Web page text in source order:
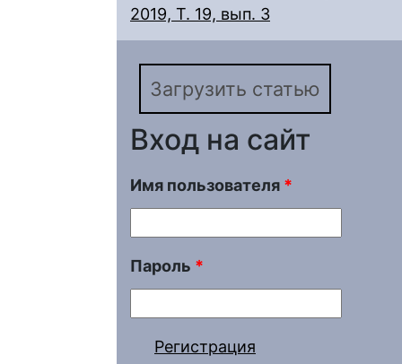
2019, Т. 19, вып. 3
Загрузить статью
Вход на сайт
Имя пользователя *
Пароль *
Регистрация